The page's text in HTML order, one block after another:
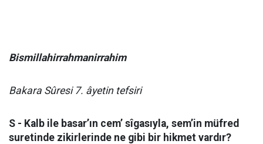
Bismillahirrahmanirrahim
Bakara Sûresi 7. âyetin tefsiri
S - Kalb ile basar’ın cem’ sîgasıyla, sem’in müfred
suretinde zikirlerinde ne gibi bir hikmet vardır?